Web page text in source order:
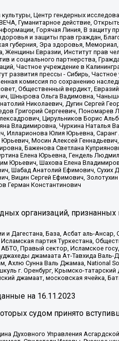
Центр гендерных
Гуманитарное действие,
Горячая Линия, В защиту
и защиты прав граждан,
губерния, Эра здоровья,
Евразии, Институт прав
и социального партнерства,
Частное учреждение в
прессы - Сибирь,
комиссия по сохранению
Общественный вердикт,
Шнырова Ольга Вадимовна,
Николаевич, Дугин Сергей
Григорий Сергеевич, Пономарев
Цирульников Борис
Владимировна, Чуркина Наталья
Юлия Юрьевна, Саранг
Мосин Алексей
Баженова Светлана
Елена Юрьевна, Гендель
Юрьевич, Шахова Елена
Шабад Анатолий Ефимович, Сухих
Вицин Сергей Ефимович,
Герман Константинович
организаций, признанных
База, Асбат аль-Ансар,
партия Туркестана,
Правый сектор, Исламское
джамаата Ат-Тавхида
Сунна Валь Джамаа, National
г. Оренбург, Крымско-
джамаат, московская ячейка,
на 16.11.2023
судом принято
Духовного Управления